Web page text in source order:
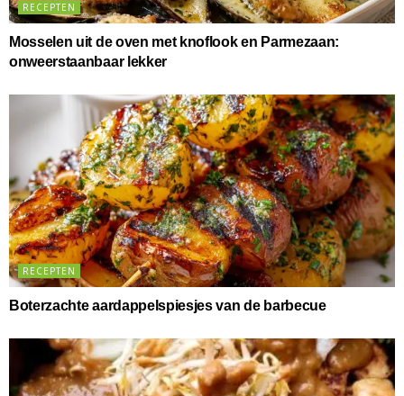
RECEPTEN
Mosselen uit de oven met knoflook en Parmezaan:
onweerstaanbaar lekker
RECEPTEN
Boterzachte aardappelspiesjes van de barbecue